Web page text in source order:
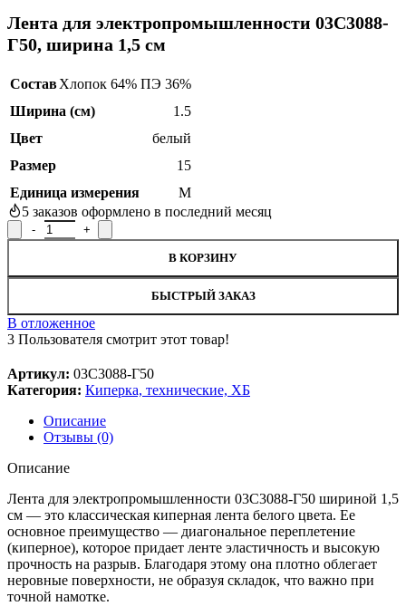
Лента для электропромышленности 03С3088-
Г50, ширина 1,5 см
СоставХлопок 64% ПЭ 36%
Ширина (см)
1.5
Цвет
белый
Размер
15
Единица измерения
М
5 заказов оформлено в последний месяц
Количество товара Лента для электропромышленности
В КОРЗИНУ
БЫСТРЫЙ ЗАКАЗ
В отложенное
3 Пользователя смотрит этот товар!
Артикул: 03С3088-Г50
Категория: Киперка, технические, ХБ
Описание
Отзывы (0)
Описание
Лента для электропромышленности 03С3088-Г50 шириной 1,5
см — это классическая киперная лента белого цвета. Ее
основное преимущество — диагональное переплетение
(киперное), которое придает ленте эластичность и высокую
прочность на разрыв. Благодаря этому она плотно облегает
неровные поверхности, не образуя складок, что важно при
точной намотке.